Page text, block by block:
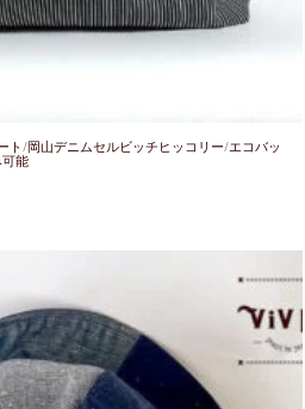
ト/岡山デニムセルビッチヒッコリー/エコバッ
能